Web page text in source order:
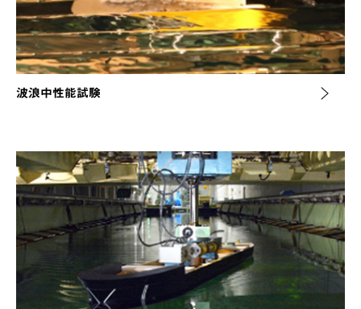
波浪中性能試験